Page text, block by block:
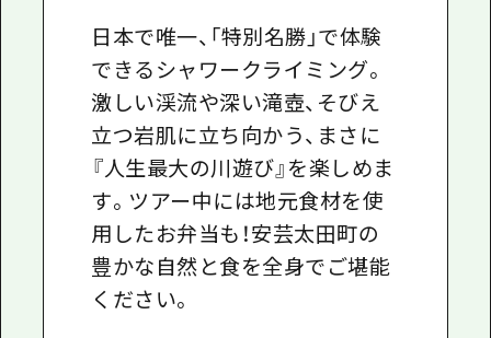
日本で唯一、「特別名勝」で体験
できるシャワークライミング。
激しい渓流や深い滝壺、そびえ
立つ岩肌に立ち向かう、まさに
『人生最大の川遊び』を楽しめま
す。ツアー中には地元食材を使
用したお弁当も！安芸太田町の
豊かな自然と食を全身でご堪能
ください。